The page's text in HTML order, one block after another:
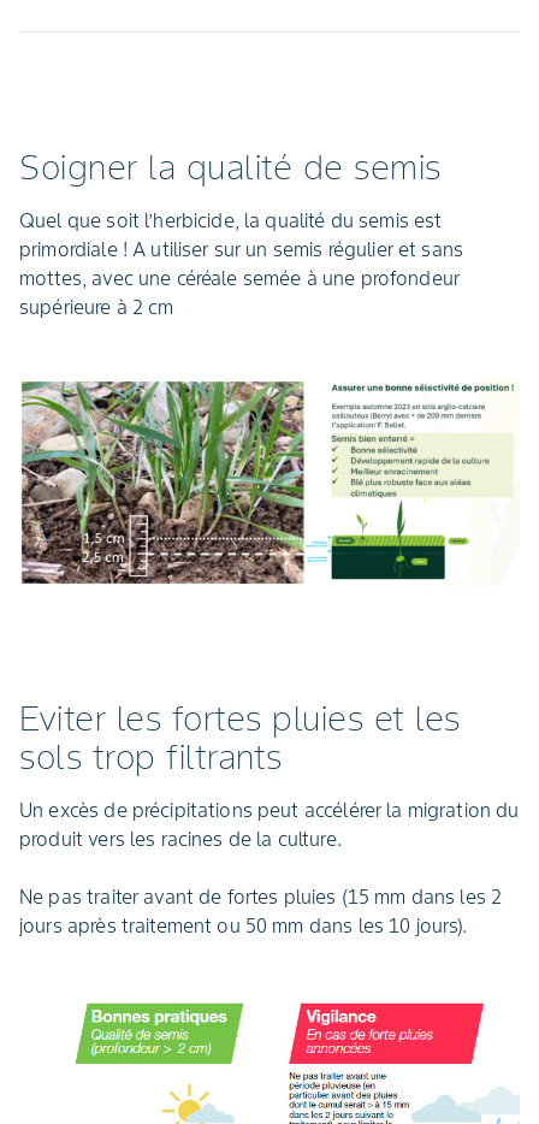
Soigner la qualité de semis
Quel que soit l’herbicide, la qualité du semis est
primordiale ! A utiliser sur un semis régulier et sans
mottes, avec une céréale semée à une profondeur
supérieure à 2 cm
Eviter les fortes pluies et les
sols trop filtrants
Un excès de précipitations peut accélérer la migration du
produit vers les racines de la culture.
Ne pas traiter avant de fortes pluies (15 mm dans les 2
jours après traitement ou 50 mm dans les 10 jours).